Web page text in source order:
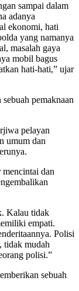
sampai dalam
adanya
ekonomi, hati
yang namanya
masalah gaya
mobil bagus
hati-hati,” ujar
pemaknaan
pelayan
umum dan
dan
Kalau tidak
empati.
Polisi
tidak mudah
polisi.”
sebuah